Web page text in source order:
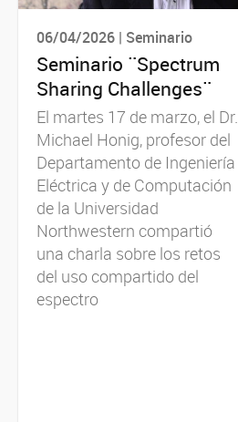
06/04/2026 | Seminario
Seminario ¨Spectrum
Sharing Challenges¨
El martes 17 de marzo, el Dr.
Michael Honig, profesor del
Departamento de Ingeniería
Eléctrica y de Computación
de la Universidad
Northwestern compartió
una charla sobre los retos
del uso compartido del
espectro